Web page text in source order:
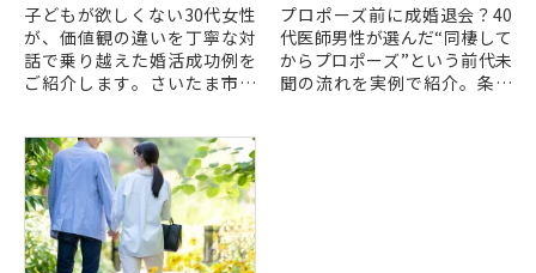
子どもが欲しくない30代女性
が、価値観の違いを丁寧な対
話で乗り越えた婚活成功例を
ご紹介します。さいたま市の
して、安心して読める実例で
す。
プロポーズ前に成婚退会？40
代医師男性が選んだ“同棲して
からプロポーズ”という前代未
聞の流れを実例で紹介。条件